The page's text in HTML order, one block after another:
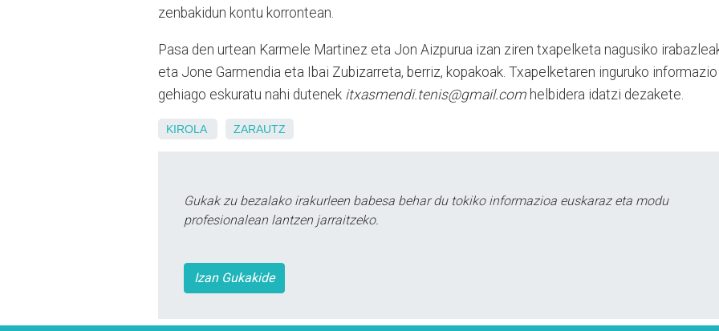
zenbakidun kontu korrontean.
Pasa den urtean Karmele Martinez eta Jon Aizpurua izan ziren txapelketa nagusiko
eta Jone Garmendia eta Ibai Zubizarreta, berriz, kopakoak. Txapelketaren inguruko informazio
gehiago eskuratu nahi dutenek itxasmendi.tenis@gmail.com helbidera idatzi dezakete.
KIROLA ZARAUTZ
Gukak zu bezalako irakurleen babesa behar du tokiko informazioa euskaraz eta modu
profesionalean lantzen jarraitzeko.
Izan Gukakide